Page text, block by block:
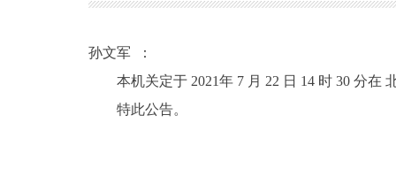
孙文军 ：
本机关定于 2021年 7 月 22 日 14 时 30 分
特此公告。